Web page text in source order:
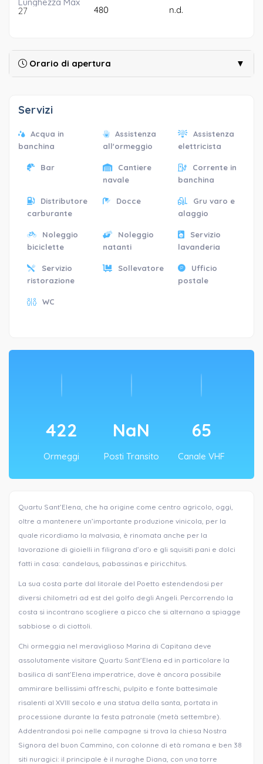
27
480
n.d.
Orario di apertura ▼
Servizi
Acqua in
banchina
Assistenza
all'ormeggio
Assistenza
elettricista
Bar
Cantiere
navale
Corrente in
banchina
Distributore
carburante
Docce
Gru varo e
alaggio
Noleggio
biciclette
Noleggio
natanti
Servizio
lavanderia
Servizio
ristorazione
Sollevatore
Ufficio
postale
WC
480
Ormeggi
NaN
Posti Transito
74
Canale VHF
Quartu Sant’Elena, che ha origine come centro agricolo, oggi,
oltre a mantenere un’importante produzione vinicola, per la
quale ricordiamo la malvasia, è rinomata anche per la
lavorazione di gioielli in filigrana d’oro e gli squisiti pani e dolci
fatti in casa: candelaus, pabassinas e piricchitus.
La sua costa parte dal litorale del Poetto estendendosi per
diversi chilometri ad est del golfo degli Angeli. Percorrendo la
costa si incontrano scogliere a picco che si alternano a spiagge
sabbiose o di ciottoli.
Chi ormeggia nel meraviglioso Marina di Capitana deve
assolutamente visitare Quartu Sant’Elena ed in particolare la
basilica di sant’Elena imperatrice, dove è ancora possibile
ammirare bellissimi affreschi, pulpito e fonte battesimale
risalenti al XVIII secolo e una statua della santa, portata in
processione durante la festa patronale (metà settembre).
Addentrandosi poi nelle campagne si trova la chiesa Nostra
Signora del buon Cammino, con colonne di età romana e ben 38
siti nuragici: il principale è il nuraghe Diana, con una torre